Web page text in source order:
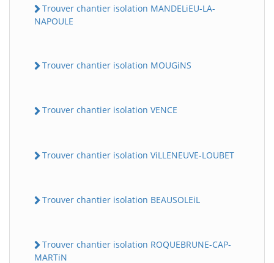
Trouver chantier isolation MANDELiEU-LA-
NAPOULE
Trouver chantier isolation MOUGiNS
Trouver chantier isolation VENCE
Trouver chantier isolation ViLLENEUVE-LOUBET
Trouver chantier isolation BEAUSOLEiL
Trouver chantier isolation ROQUEBRUNE-CAP-
MARTiN